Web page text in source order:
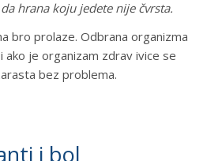
hrana koju jedete nije čvrsta.
bro prolaze. Odbrana organizma
ako je organizam zdrav ivice se
bez problema.
i bol